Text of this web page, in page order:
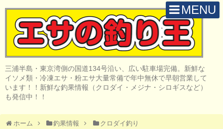
MENU
三浦半島・東京湾側の国道134号沿い、広い駐車場完備。新鮮な
イソメ類・冷凍エサ・粉エサ大量常備で年中無休で早朝営業して
います！！新鮮な釣果情報（クロダイ・メジナ・シロギスなど）
も発信中！！
ホーム 釣果情報 クロダイ釣り
H O M E
取 扱 商 品
釣 果 情 報